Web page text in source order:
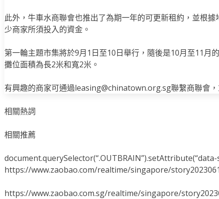
此外，牛車水商聯會也推出了為期一年的可更新租約，並根
少商家所須投入的資金。
第一輪主題市集將於9月1日至10日舉行，隨後是10月至11月
攤位面積為長2米和寬2米。
有興趣的商家可通過leasing@chinatown.org.sg聯繫商聯會
相關熱詞
相關推薦
document.querySelector(“.OUTBRAIN”).setAttribute(“data-
https://www.zaobao.com/realtime/singapore/
https://www.zaobao.com.sg/realtime/singapore/